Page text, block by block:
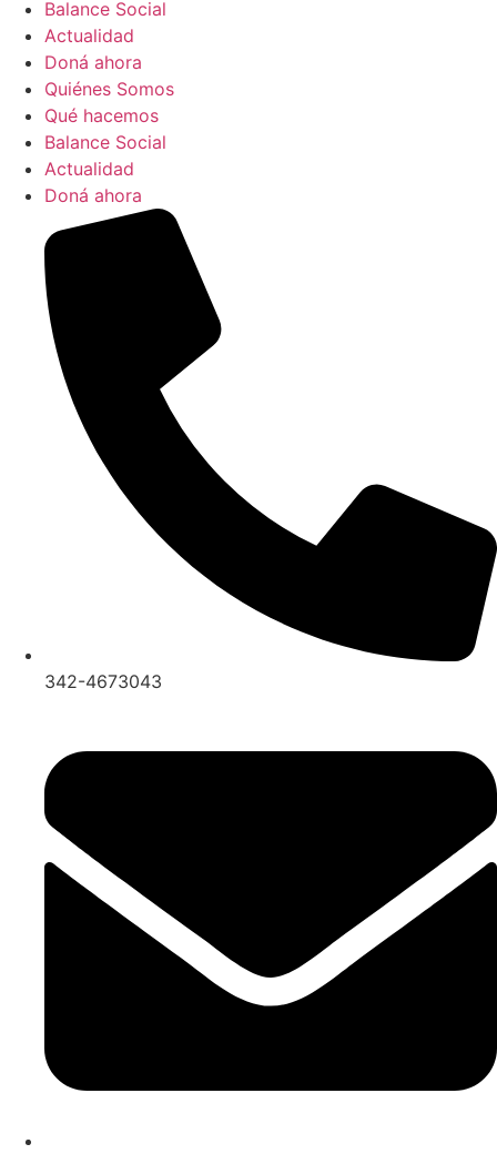
Balance Social
Actualidad
Doná ahora
Quiénes Somos
Qué hacemos
Balance Social
Actualidad
Doná ahora
342-4673043